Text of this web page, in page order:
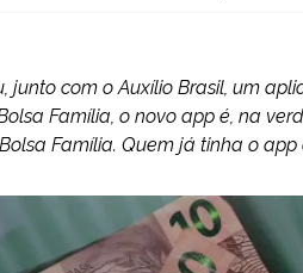
junto com o Auxílio Brasil, um
Família, o novo app é, na
Família. Quem já tinha o app